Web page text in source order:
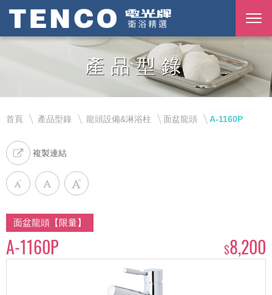
產品型錄
首頁 產品型錄 龍頭設備&淋浴柱 面盆龍頭 A-1160P
複製連結
面盆龍頭【限量】
A-1160P $8,200